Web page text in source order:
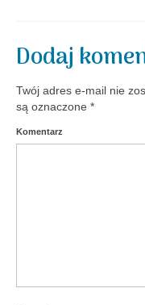
Dodaj
Twój adres e-mail nie
są oznaczone *
Komentarz